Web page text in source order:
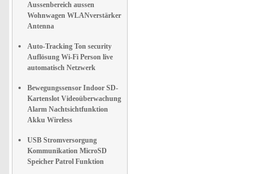
Aussenbereich aussen
Wohnwagen WLANverstärker
Antenna
Auto-Tracking Ton security
Auflösung Wi-Fi Person live
automatisch Netzwerk
Bewegungssensor Indoor SD-
Kartenslot Videoüberwachung
Alarm Nachtsichtfunktion
Akku Wireless
USB Stromversorgung
Kommunikation MicroSD
Speicher Patrol Funktion